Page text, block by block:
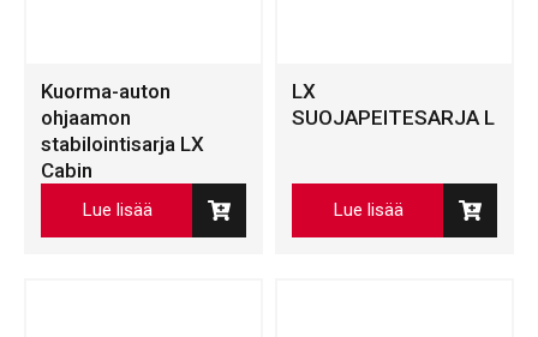
Kuorma-auton
ohjaamon
stabilointisarja LX
Cabin
Lue lisää
LX
SUOJAPEITESARJA L
Lue lisää